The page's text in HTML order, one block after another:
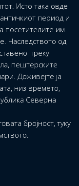
Исто така овде
период и
посетителите им
Наследството од
преку
пештерските
Доживејте ја
низ времето,
Северна
бројност, туку